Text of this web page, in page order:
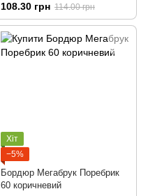
108.30 грн 114.00 грн
Хіт
−5%
Бордюр Мегабрук Поребрик
60 коричневий